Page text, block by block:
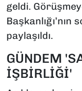
geldi.
Başkanlığı’nın
paylaşıldı.
GÜNDEM
İŞBİRLİĞİ'